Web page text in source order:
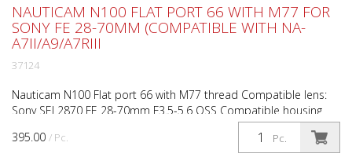
395.00 / Pc. Pc.
NAUTICAM N100 FLAT PORT 66 WITH M77 FOR
SONY FE 28-70MM (COMPATIBLE WITH NA-
A7II/A9/A7RIII
37124
Nauticam N100 Flat port 66 with M77 thread Compatible lens:
Sony SEL2870 FE 28-70mm F3.5-5.6 OSS Compatible housing
model: NA-A7II Construction: Aluminium alloy, hard ano...